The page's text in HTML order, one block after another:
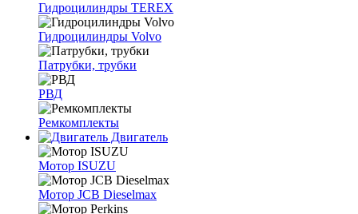
Гидроцилиндры TEREX
Гидроцилиндры Volvo
Патрубки, трубки
РВД
Ремкомплекты
Двигатель
Мотор ISUZU
Мотор JCB Dieselmax